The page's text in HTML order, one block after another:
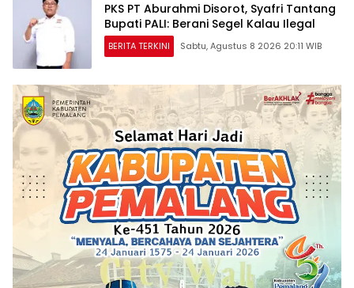
PKS PT Aburahmi Disorot, Syafri Tantang
Bupati PALI: Berani Segel Kalau Ilegal
BERITA TERKINI Sabtu, Agustus 8 2026 20:11 WIB